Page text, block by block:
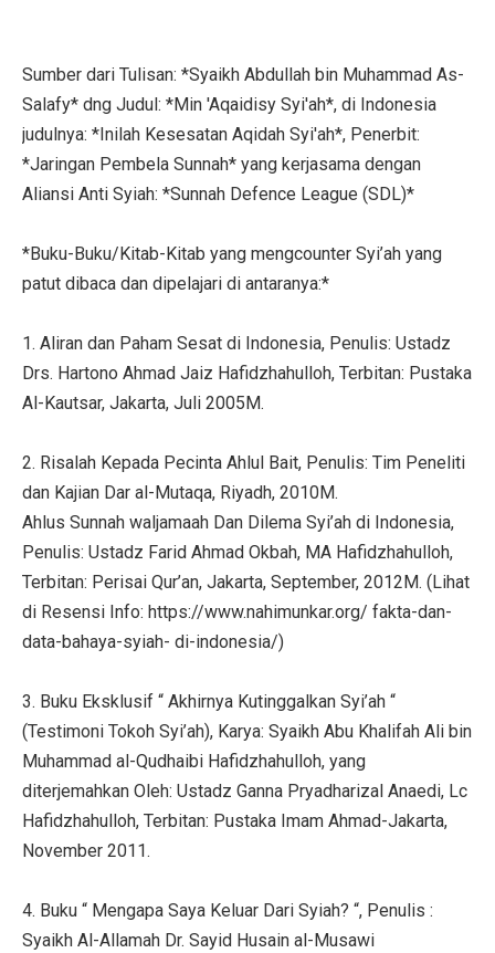
Sumber dari Tulisan: *Syaikh Abdullah bin Muhammad As-
Salafy* dng Judul: *Min 'Aqaidisy Syi'ah*, di Indonesia
judulnya: *Inilah Kesesatan Aqidah Syi'ah*, Penerbit:
*Jaringan Pembela Sunnah* yang kerjasama dengan
Aliansi Anti Syiah: *Sunnah Defence League (SDL)*
*Buku-Buku/Kitab-Kitab yang mengcounter Syi’ah yang
patut dibaca dan dipelajari di antaranya:*
1. Aliran dan Paham Sesat di Indonesia, Penulis: Ustadz
Drs. Hartono Ahmad Jaiz Hafidzhahulloh, Terbitan: Pustaka
Al-Kautsar, Jakarta, Juli 2005M.
2. Risalah Kepada Pecinta Ahlul Bait, Penulis: Tim Peneliti
dan Kajian Dar al-Mutaqa, Riyadh, 2010M.
Ahlus Sunnah waljamaah Dan Dilema Syi’ah di Indonesia,
Penulis: Ustadz Farid Ahmad Okbah, MA Hafidzhahulloh,
Terbitan: Perisai Qur’an, Jakarta, September, 2012M. (Lihat
di Resensi Info: https://www.nahimunkar.org/ fakta-dan-
data-bahaya-syiah- di-indonesia/)
3. Buku Eksklusif “ Akhirnya Kutinggalkan Syi’ah “
(Testimoni Tokoh Syi’ah), Karya: Syaikh Abu Khalifah Ali bin
Muhammad al-Qudhaibi Hafidzhahulloh, yang
diterjemahkan Oleh: Ustadz Ganna Pryadharizal Anaedi, Lc
Hafidzhahulloh, Terbitan: Pustaka Imam Ahmad-Jakarta,
November 2011.
4. Buku “ Mengapa Saya Keluar Dari Syiah? “, Penulis :
Syaikh Al-Allamah Dr. Sayid Husain al-Musawi